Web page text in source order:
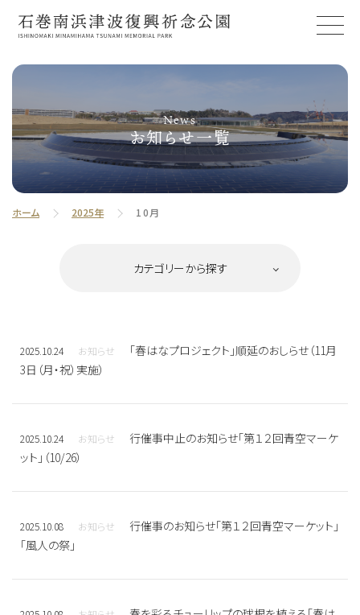
News
お知らせ一覧
ホーム 2025年 10月
2025.10.24 お知らせ
「春はなプロジェクト」順延のおしらせ（11月
3日（月・祝）実施）
2025.10.24 お知らせ
行催事中止のお知らせ「第１２回青空マーケ
ット」（10/26）
2025.10.08 お知らせ
行催事のお知らせ「第１２回青空マーケット」
「風人の祭」